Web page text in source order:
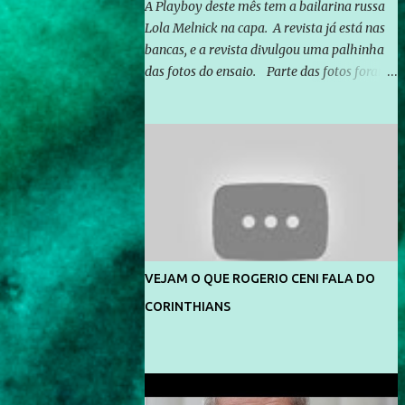
A Playboy deste mês tem a bailarina russa
Lola Melnick na capa. A revista já está nas
bancas, e a revista divulgou uma palhinha
das fotos do ensaio. Parte das fotos foram
divulga capa e primeiras fotos de Lola
Melnick - @aredacao
VEJAM O QUE ROGERIO CENI FALA DO
CORINTHIANS